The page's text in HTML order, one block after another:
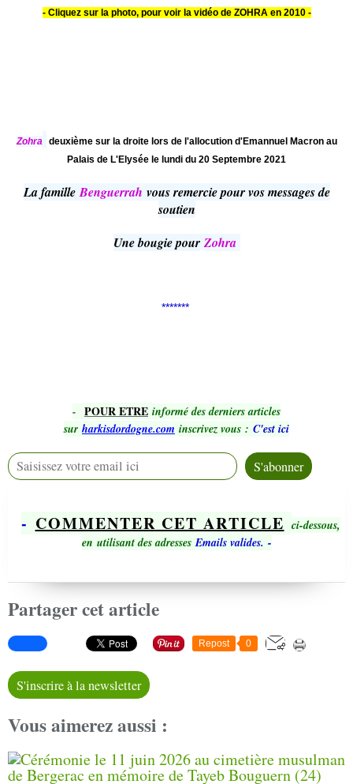
- Cliquez sur la photo, pour voir la vidéo de ZOHRA en 2010 -
Zohra
deuxième sur la droite lors de l'allocution d'Emannuel Macron au
Palais de L'Elysée le lundi du 20 Septembre 2021
La famille Benguerrah vous remercie pour vos messages de
soutien
Une bougie pour Zohra
*******
- POUR ETRE informé des derniers articles
sur harkisdordogne.com inscrivez vous : C'est ici
- COMMENTER CET ARTICLE ci-dessous,
en utilisant des adressesEmails valides. -
Partager cet article
Repost 0
S'inscrire à la newsletter
Vous aimerez aussi :